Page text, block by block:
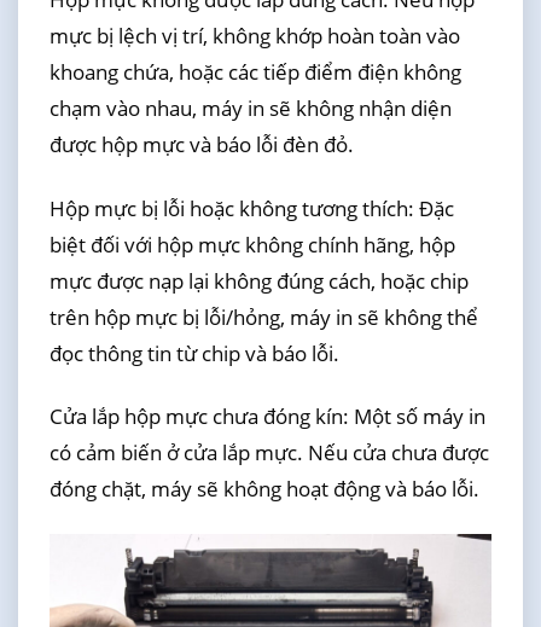
mực bị lệch vị trí, không khớp hoàn toàn vào
khoang chứa, hoặc các tiếp điểm điện không
chạm vào nhau, máy in sẽ không nhận diện
được hộp mực và báo lỗi đèn đỏ.
Hộp mực bị lỗi hoặc không tương thích: Đặc
biệt đối với hộp mực không chính hãng, hộp
mực được nạp lại không đúng cách, hoặc chip
trên hộp mực bị lỗi/hỏng, máy in sẽ không thể
đọc thông tin từ chip và báo lỗi.
Cửa lắp hộp mực chưa đóng kín: Một số máy in
có cảm biến ở cửa lắp mực. Nếu cửa chưa được
đóng chặt, máy sẽ không hoạt động và báo lỗi.